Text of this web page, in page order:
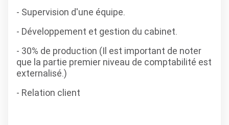
- Supervision d'une équipe.
- Développement et gestion du cabinet.
- 30% de production (Il est important de noter
que la partie premier niveau de comptabilité est
externalisé.)
- Relation client